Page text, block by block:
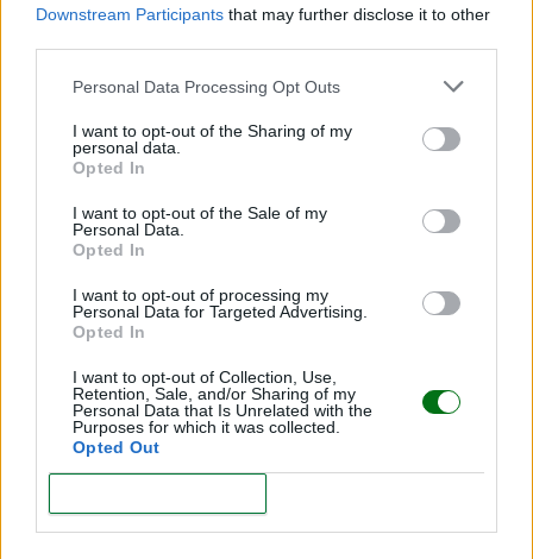
Downstream Participants that may further disclose it to other
Personal Data Processing Opt Outs
I want to opt-out of the Sharing of my
personal data.
Opted In
I want to opt-out of the Sale of my
Personal Data.
Opted In
I want to opt-out of processing my
Personal Data for Targeted Advertising.
Opted In
I want to opt-out of Collection, Use,
Retention, Sale, and/or Sharing of my
Personal Data that Is Unrelated with the
Purposes for which it was collected.
Opted Out
SALUD EN EL PARTO
Cómo respirar bien en el parto: ejercicios y
LEER